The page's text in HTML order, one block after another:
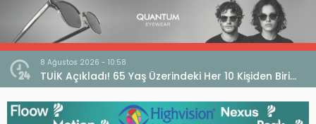
8 Ağustos 2026 - 10:58
TUİK Açıkladı! 65 Yaş Üzerindeki Her 10 Kişiden Biri
Görme Güçlüğü Yaşıyor